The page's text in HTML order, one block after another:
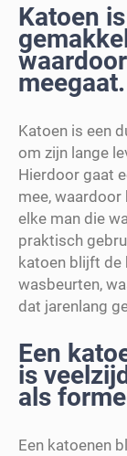
Katoen
meegaat.
Katoen is een
om zijn lange
Hierdoor gaat
mee,
elke man die
praktisch
katoen blijft de
wasbeurten,
dat jarenlang
Een
is
als
Een katoenen